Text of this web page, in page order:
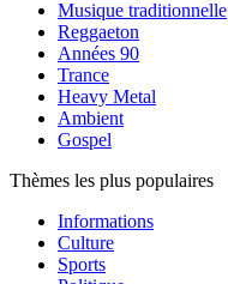
Musique traditionnelle
Reggaeton
Années 90
Trance
Heavy Metal
Ambient
Gospel
Thèmes les plus populaires
Informations
Culture
Sports